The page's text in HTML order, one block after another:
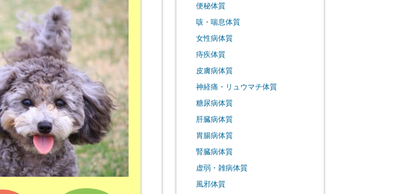
便秘体質
咳・喘息体質
女性病体質
痔疾体質
皮膚病体質
神経痛・リュウマチ体質
糖尿病体質
肝臓病体質
胃腸病体質
腎臓病体質
虚弱・雑病体質
風邪体質